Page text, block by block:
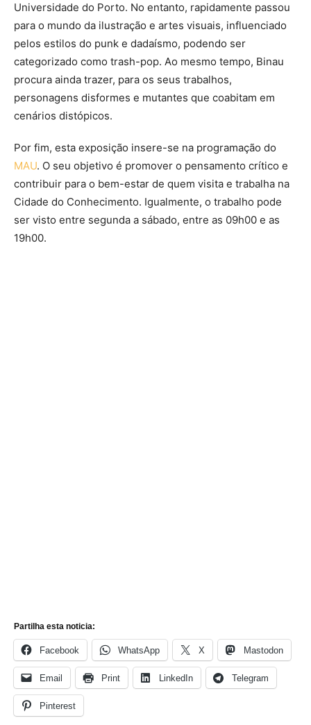
Universidade do Porto. No entanto, rapidamente passou
para o mundo da ilustração e artes visuais, influenciado
pelos estilos do punk e dadaísmo, podendo ser
categorizado como trash-pop. Ao mesmo tempo, Binau
procura ainda trazer, para os seus trabalhos,
personagens disformes e mutantes que coabitam em
cenários distópicos.
Por fim, esta exposição insere-se na programação do
MAU. O seu objetivo é promover o pensamento crítico e
contribuir para o bem-estar de quem visita e trabalha na
Cidade do Conhecimento. Igualmente, o trabalho pode
ser visto entre segunda a sábado, entre as 09h00 e as
19h00.
Partilha esta noticia:
Facebook WhatsApp X Mastodon
Email Print LinkedIn Telegram
Pinterest